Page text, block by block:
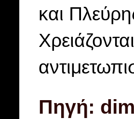
και
Πηγή: